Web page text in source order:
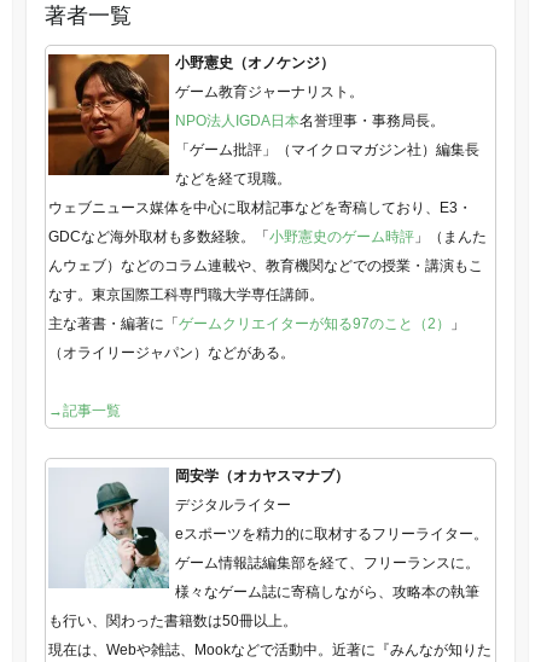
著者一覧
小野憲史（オノケンジ）
ゲーム教育ジャーナリスト。
NPO法人IGDA日本名誉理事・事務局長。
「ゲーム批評」（マイクロマガジン社）編集長
などを経て現職。
ウェブニュース媒体を中心に取材記事などを寄稿しており、E3・
GDCなど海外取材も多数経験。「小野憲史のゲーム時評」（まんた
んウェブ）などのコラム連載や、教育機関などでの授業・講演もこ
なす。東京国際工科専門職大学専任講師。
主な著書・編著に「ゲームクリエイターが知る97のこと（2）
」
（オライリージャパン）などがある。
→記事一覧
岡安学（オカヤスマナブ）
デジタルライター
eスポーツを精力的に取材するフリーライター。
ゲーム情報誌編集部を経て、フリーランスに。
様々なゲーム誌に寄稿しながら、攻略本の執筆
も行い、関わった書籍数は50冊以上。
現在は、Webや雑誌、Mookなどで活動中。近著に『みんなが知りた